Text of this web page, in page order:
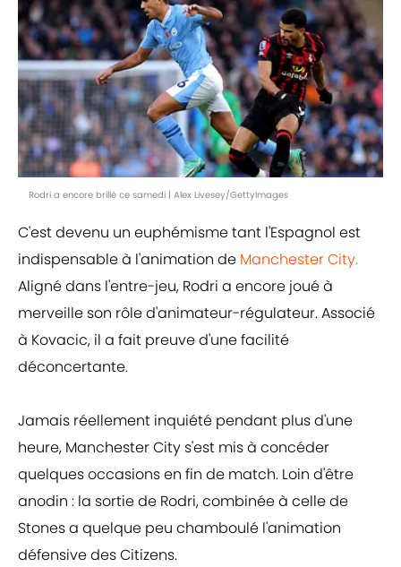
Rodri a encore brillé ce samedi | Alex Livesey/GettyImages
C'est devenu un euphémisme tant l'Espagnol est
indispensable à l'animation de Manchester City.
Aligné dans l'entre-jeu, Rodri a encore joué à
merveille son rôle d'animateur-régulateur. Associé
à Kovacic, il a fait preuve d'une facilité
déconcertante.
Jamais réellement inquiété pendant plus d'une
heure, Manchester City s'est mis à concéder
quelques occasions en fin de match. Loin d'être
anodin : la sortie de Rodri, combinée à celle de
Stones a quelque peu chamboulé l'animation
défensive des Citizens.